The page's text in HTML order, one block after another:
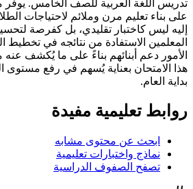
تدريس اللغة العربية للصف الخامس.
على بناء تعليم مرن وملائم لاحتياجات
إليه ليس كاختبار تقليدي، بل كفرصة
المعلمين الاستفادة من نتائجه في تخطيط
الأمور دعم أبنائهم بناءً على ما يُكشف
هذا الامتحان بعناية يُسهم في رفع مستوى
بداية العام.
روابط تعليمية مفيدة
ابحث عن محتوى مشابه
نماذج واختبارات تعليمية
تصفح الصفوف الدراسية